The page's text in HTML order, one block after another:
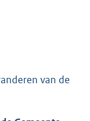
van de